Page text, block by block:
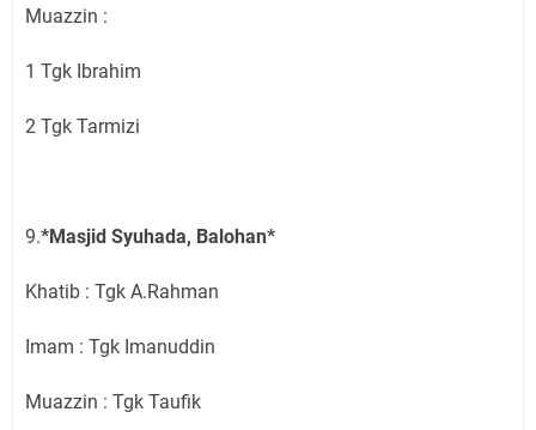
Muazzin :
1 Tgk Ibrahim
2 Tgk Tarmizi
9.*Masjid Syuhada, Balohan*
Khatib : Tgk A.Rahman
Imam : Tgk Imanuddin
Muazzin : Tgk Taufik